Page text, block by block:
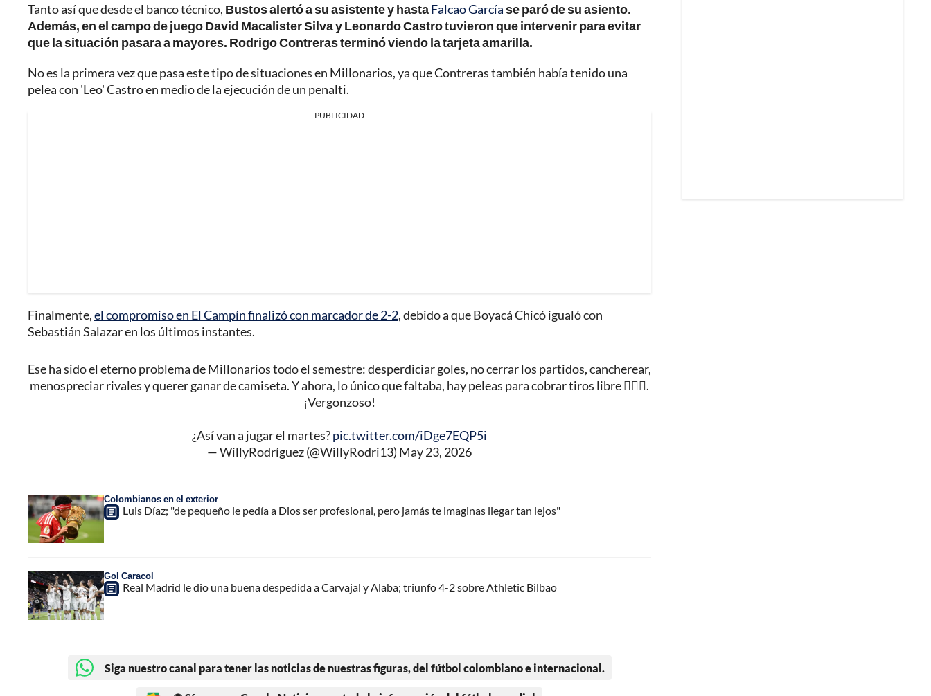
Tanto así que desde el banco técnico, Bustos alertó a su asistente y hastaFalcao Garcíase paró de su asiento.
Además, en el campo de juego David Macalister Silva y Leonardo Castro tuvieron que intervenir para evitar
que la situación pasara a mayores. Rodrigo Contreras terminó viendo la tarjeta amarilla.
No es la primera vez que pasa este tipo de situaciones en Millonarios, ya que Contreras también había tenido una
pelea con 'Leo' Castro en medio de la ejecución de un penalti.
PUBLICIDAD
Finalmente,el compromiso en El Campín finalizó con marcador de 2-2, debido a que Boyacá Chicó igualó con
Sebastián Salazar en los últimos instantes.
Ese ha sido el eterno problema de Millonarios todo el semestre: desperdiciar goles, no cerrar los partidos, cancherear,
menospreciar rivales y querer ganar de camiseta. Y ahora, lo único que faltaba, hay peleas para cobrar tiros libre 🤦🏻‍♂️.
¡Vergonzoso!
¿Así van a jugar el martes?pic.twitter.com/iDge7EQP5i
— WillyRodríguez (@WillyRodri13) May 23, 2026
Colombianos en el exterior
Luis Díaz; "de pequeño le pedía a Dios ser profesional, pero jamás te imaginas llegar tan lejos"
Gol Caracol
Real Madrid le dio una buena despedida a Carvajal y Alaba; triunfo 4-2 sobre Athletic Bilbao
Siga nuestro canal para tener las noticias de nuestras figuras, del fútbol colombiano e internacional.